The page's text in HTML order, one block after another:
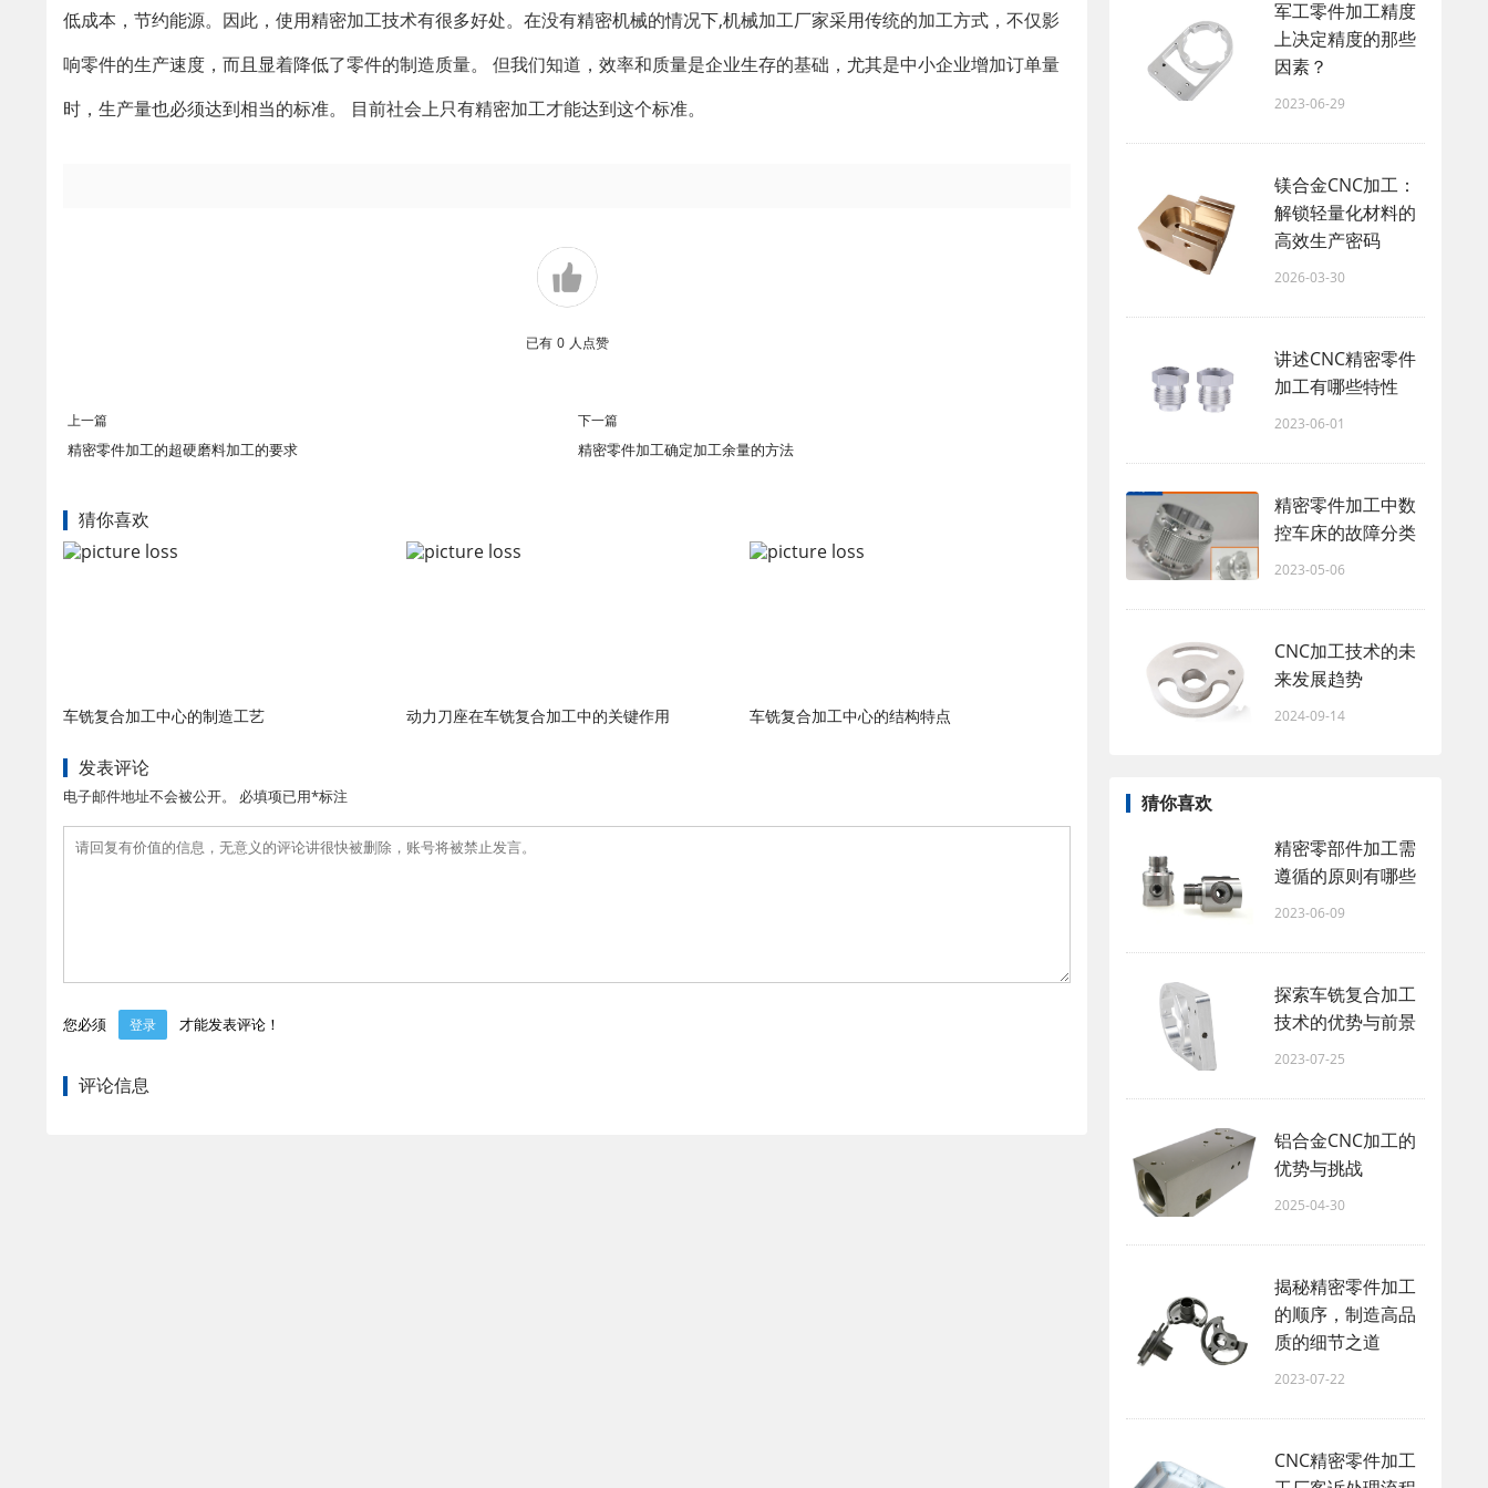
低成本，节约能源。因此，使用精密加工技术有很多好处。在没有精密机械的情况下,机械加工厂家采用传统的加工方式，不仅影
响零件的生产速度，而且显着降低了零件的制造质量。 但我们知道，效率和质量是企业生存的基础，尤其是中小企业增加订单量
时，生产量也必须达到相当的标准。 目前社会上只有精密加工才能达到这个标准。
已有 0 人点赞
上一篇
精密零件加工的超硬磨料加工的要求
下一篇
精密零件加工确定加工余量的方法
猜你喜欢
车铣复合加工中心的制造工艺 动力刀座在车铣复合加工中的关键作用 车铣复合加工中心的结构特点
发表评论
电子邮件地址不会被公开。 必填项已用*标注
您必须 登录 才能发表评论！
评论信息
军工零件加工精度
上决定精度的那些
因素？
2023-06-29
镁合金CNC加工：
解锁轻量化材料的
高效生产密码
2026-03-30
讲述CNC精密零件
加工有哪些特性
2023-06-01
精密零件加工中数
控车床的故障分类
2023-05-06
CNC加工技术的未
来发展趋势
2024-09-14
猜你喜欢
精密零部件加工需
遵循的原则有哪些
2023-06-09
探索车铣复合加工
技术的优势与前景
2023-07-25
铝合金CNC加工的
优势与挑战
2025-04-30
揭秘精密零件加工
的顺序，制造高品
质的细节之道
2023-07-22
CNC精密零件加工